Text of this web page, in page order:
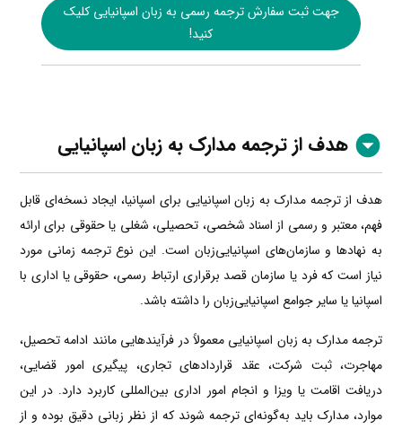
جهت ثبت سفارش ترجمه رسمی به زبان اسپانیایی کلیک
کنید!
هدف از ترجمه مدارک به زبان اسپانیایی
هدف از ترجمه مدارک به زبان اسپانیایی برای اسپانیا، ایجاد نسخه‌ای قابل
فهم، معتبر و رسمی از اسناد شخصی، تحصیلی، شغلی یا حقوقی برای ارائه
به نهادها و سازمان‌های اسپانیایی‌زبان است. این نوع ترجمه زمانی مورد
نیاز است که فرد یا سازمان قصد برقراری ارتباط رسمی، حقوقی یا اداری با
اسپانیا یا سایر جوامع اسپانیایی‌زبان را داشته باشد.
ترجمه مدارک به زبان اسپانیایی معمولاً در فرآیندهایی مانند ادامه تحصیل،
مهاجرت، ثبت شرکت، عقد قراردادهای تجاری، پیگیری امور قضایی،
دریافت اقامت یا ویزا و انجام امور اداری بین‌المللی کاربرد دارد. در این
موارد، مدارک باید به‌گونه‌ای ترجمه شوند که از نظر زبانی دقیق بوده و از